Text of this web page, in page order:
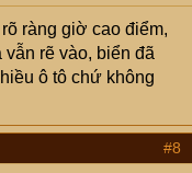
ràng giờ cao điểm,
vẫn rẽ vào, biển đã
ô tô chứ không
#8